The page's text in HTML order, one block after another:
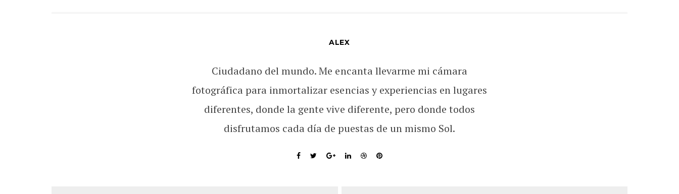
ALEX
Ciudadano del mundo. Me encanta llevarme mi cámara
fotográfica para inmortalizar esencias y experiencias en lugares
diferentes, donde la gente vive diferente, pero donde todos
disfrutamos cada día de puestas de un mismo Sol.